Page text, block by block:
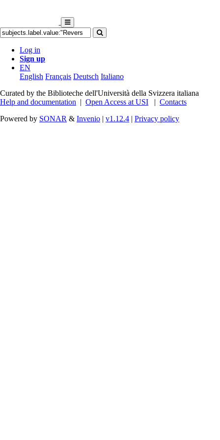
Log in
Sign up
EN
English Français Deutsch Italiano
Curated by the Biblioteche dell'Università della Svizzera italiana
Help and documentation | Open Access at USI | Contacts
Powered by SONAR & Invenio | v1.12.4 | Privacy policy